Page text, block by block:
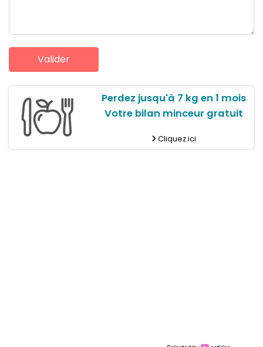
Perdez jusqu'à 7 kg en 1 mois
Votre bilan minceur gratuit
Cliquez ici